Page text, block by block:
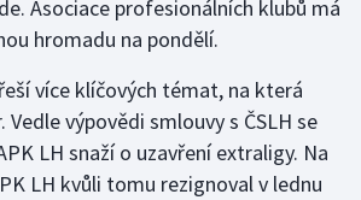
Asociace profesionálních klubů má
hromadu na pondělí.
více klíčových témat, na která
výpovědi smlouvy s ČSLH se
LH snaží o uzavření extraligy. Na
LH kvůli tomu rezignoval v lednu